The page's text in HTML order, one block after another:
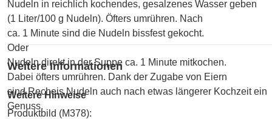
Nudeln in reichlich kochendes, gesalzenes Wasser geben
(1 Liter/100 g Nudeln). Öfters umrühren. Nach
ca. 1 Minute sind die Nudeln bissfest gekocht.
Oder
Nudeln direkt in der Suppe ca. 1 Minute mitkochen.
Dabei öfters umrühren. Dank der Zugabe von Eiern
sind Recheis Nudeln auch nach etwas längerer Kochzeit ein
Genuss.
Weitere Informationen
Weitere Hinweise
Produktbild (M378):